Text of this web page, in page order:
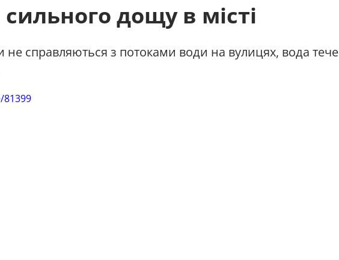
дощу в місті
не справляються з потоками води на вулицях, вода тече